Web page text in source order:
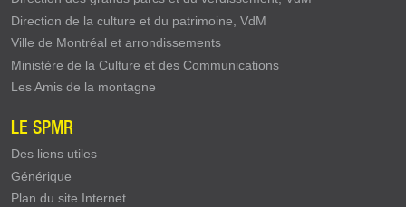
Direction de la culture et du patrimoine, VdM
Ville de Montréal et arrondissements
Ministère de la Culture et des Communications
Les Amis de la montagne
LE SPMR
Des liens utiles
Générique
Plan du site Internet